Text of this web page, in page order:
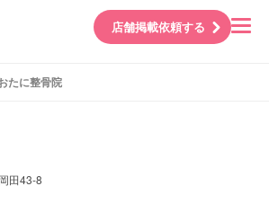
店舗掲載依頼する
たに整骨院
田43-8